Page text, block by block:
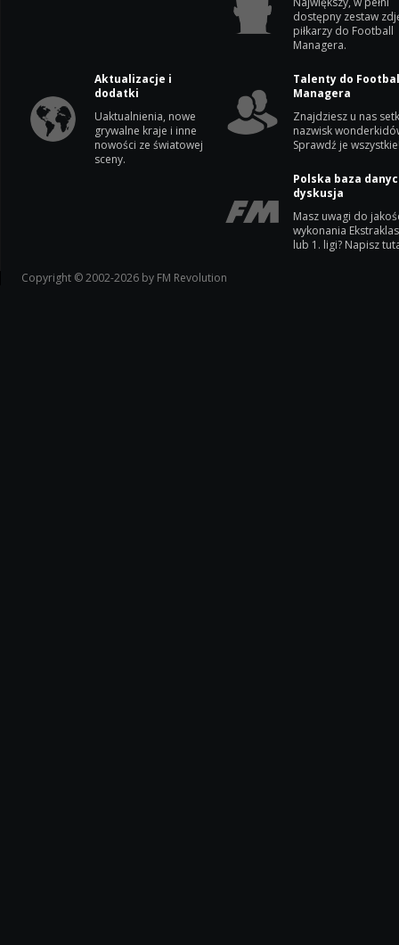
dostępny zestaw
piłkarzy do Football
Managera.
Aktualizacje i
dodatki
Uaktualnienia, nowe
grywalne kraje i inne
nowości ze światowej
sceny.
Talenty do
Managera
Znajdziesz u nas
nazwisk
Sprawdź je
Polska baza
dyskusja
Masz uwagi do
wykonania
lub 1. ligi? Napisz
Copyright © 2002-2026 by FM Revolution